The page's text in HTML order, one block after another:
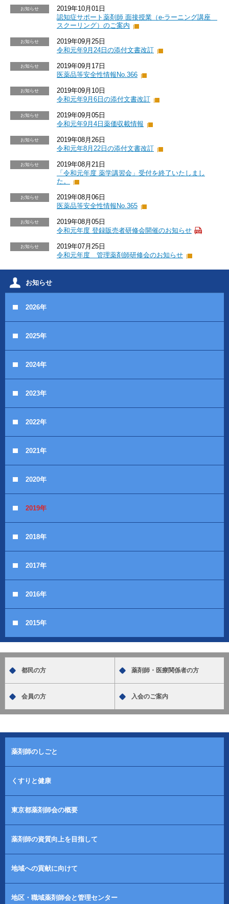
お知らせ
2019年10月01日
認知症サポート薬剤師 面接授業（e-ラーニング講座
スクーリング）のご案内
お知らせ
2019年09月25日
令和元年9月24日の添付文書改訂
お知らせ
2019年09月17日
医薬品等安全性情報No.366
お知らせ
2019年09月10日
令和元年9月6日の添付文書改訂
お知らせ
2019年09月05日
令和元年9月4日薬価収載情報
お知らせ
2019年08月26日
令和元年8月22日の添付文書改訂
お知らせ
2019年08月21日
「令和元年度 薬学講習会」受付を終了いたしまし
た。
お知らせ
2019年08月06日
医薬品等安全性情報No.365
お知らせ
2019年08月05日
令和元年度 登録販売者研修会開催のお知らせ
お知らせ
2019年07月25日
令和元年度 管理薬剤師研修会のお知らせ
お知らせ
2026年
2025年
2024年
2023年
2022年
2021年
2020年
2019年
2018年
2017年
2016年
2015年
都民の方 薬剤師・医療関係者の方
会員の方 入会のご案内
薬剤師のしごと
くすりと健康
東京都薬剤師会の概要
薬剤師の資質向上を目指して
地域への貢献に向けて
地区・職域薬剤師会と管理センター